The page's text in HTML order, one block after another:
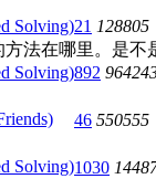
Solving)21 128805
法在哪里。是不
Solving)892
46 550555
Solving)1030